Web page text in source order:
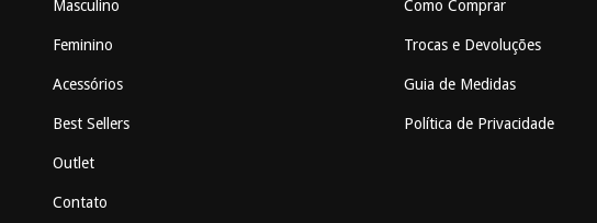
Masculino
Feminino
Acessórios
Best Sellers
Outlet
Contato
Como Comprar
Trocas e Devoluções
Guia de Medidas
Política de Privacidade